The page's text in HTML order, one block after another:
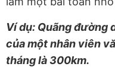
Ví dụ: Quãng đường
của một nhân viên
tháng là 300km.